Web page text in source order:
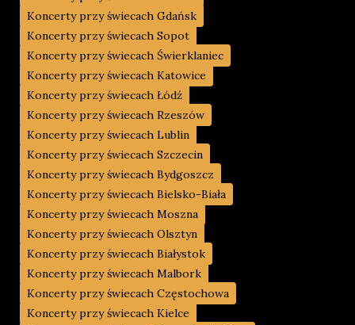
Koncerty przy świecach Gdańsk
Koncerty przy świecach Sopot
Koncerty przy świecach Świerklaniec
Koncerty przy świecach Katowice
Koncerty przy świecach Łódź
Koncerty przy świecach Rzeszów
Koncerty przy świecach Lublin
Koncerty przy świecach Szczecin
Koncerty przy świecach Bydgoszcz
Koncerty przy świecach Bielsko-Biała
Koncerty przy świecach Moszna
Koncerty przy świecach Olsztyn
Koncerty przy świecach Białystok
Koncerty przy świecach Malbork
Koncerty przy świecach Częstochowa
Koncerty przy świecach Kielce